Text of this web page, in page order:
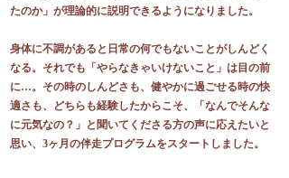
たのか」が理論的に説明できるようになりました。
身体に不調があると日常の何でもないことがしんどく
なる。それでも「やらなきゃいけないこと」は目の前
に…。その時のしんどさも、健やかに過ごせる時の快
適さも、どちらも経験したからこそ、「なんでそんな
に元気なの？」と聞いてくださる方の声に応えたいと
思い、3ヶ月の伴走プログラムをスタートしました。